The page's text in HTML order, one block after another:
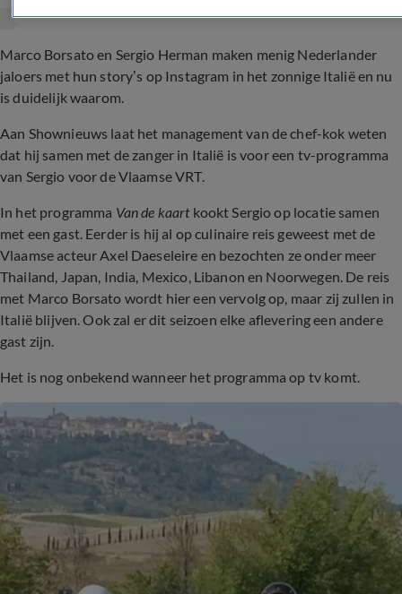
Marco Borsato en Sergio Herman maken menig Nederlander
jaloers met hun story’s op Instagram in het zonnige Italië en nu
is duidelijk waarom.
Aan Shownieuws laat het management van de chef-kok weten
dat hij samen met de zanger in Italië is voor een tv-programma
van Sergio voor de Vlaamse VRT.
In het programma Van de kaartkookt Sergio op locatie samen
met een gast. Eerder is hij al op culinaire reis geweest met de
Vlaamse acteur Axel Daeseleire en bezochten ze onder meer
Thailand, Japan, India, Mexico, Libanon en Noorwegen. De reis
met Marco Borsato wordt hier een vervolg op, maar zij zullen in
Italië blijven. Ook zal er dit seizoen elke aflevering een andere
gast zijn.
Het is nog onbekend wanneer het programma op tv komt.